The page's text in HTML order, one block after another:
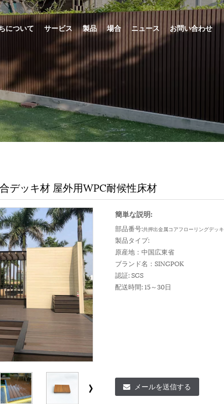
について サービス 製品 場合 ニュース お問い合わせ
デッキ材 屋外用WPC耐候性床材
簡単な説明:
部品番号:共押出金属コアフローリングデッキ
製品タイプ:
原産地：中国広東省
ブランド名：SINGPOK
認証: SGS
配送時間: 15～30日
メールを送信する